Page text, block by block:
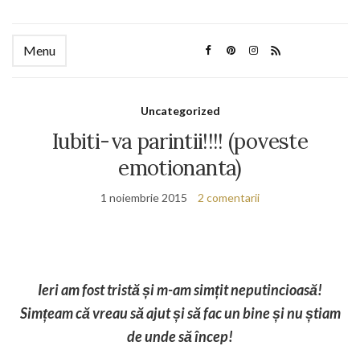
Menu
Uncategorized
Iubiti-va parintii!!!! (poveste
emotionanta)
1 noiembrie 2015 2 comentarii
Ieri am fost tristă și m-am simțit neputincioasă!
Simțeam că vreau să ajut și să fac un bine și nu știam
de unde să încep!